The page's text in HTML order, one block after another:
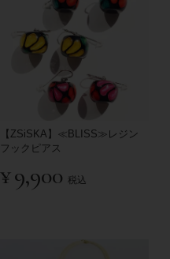
【ZSiSKA】≪BLISS≫レジン
フックピアス
¥9,900 税込